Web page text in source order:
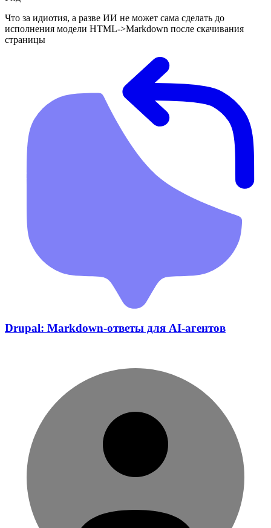
Что за идиотия, а разве ИИ не может сама сделать до
исполнения модели HTML->Markdown после скачивания
страницы
Drupal: Markdown-ответы для AI-агентов